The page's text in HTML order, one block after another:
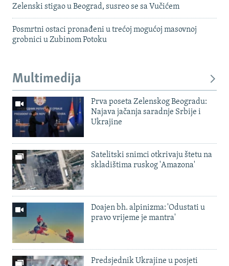
Zelenski stigao u Beograd, susreo se sa Vučićem
Posmrtni ostaci pronađeni u trećoj mogućoj masovnoj
grobnici u Zubinom Potoku
Multimedija
Prva poseta Zelenskog Beogradu:
Najava jačanja saradnje Srbije i
Ukrajine
Satelitski snimci otkrivaju štetu na
skladištima ruskog 'Amazona'
Doajen bh. alpinizma: 'Odustati u
pravo vrijeme je mantra'
Predsjednik Ukrajine u posjeti